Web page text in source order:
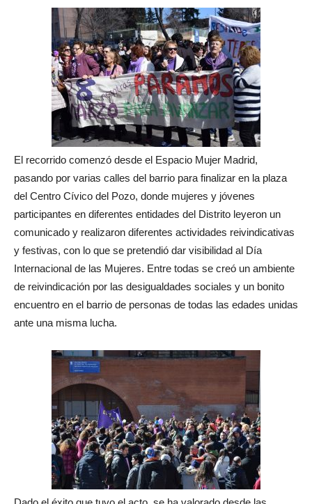
El recorrido comenzó desde el Espacio Mujer Madrid,
pasando por varias calles del barrio para finalizar en la plaza
del Centro Cívico del Pozo, donde mujeres y jóvenes
participantes en diferentes entidades del Distrito leyeron un
comunicado y realizaron diferentes actividades reivindicativas
y festivas, con lo que se pretendió dar visibilidad al Día
Internacional de las Mujeres. Entre todas se creó un ambiente
de reivindicación por las desigualdades sociales y un bonito
encuentro en el barrio de personas de todas las edades unidas
ante una misma lucha.